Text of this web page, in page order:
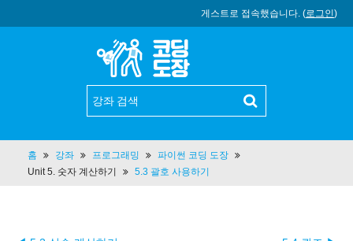
게스트로 접속했습니다. (로그인)
홈 강좌 프로그래밍
파이썬 코딩 도장
Unit 5. 숫자 계산하기
5.3 괄호 사용하기